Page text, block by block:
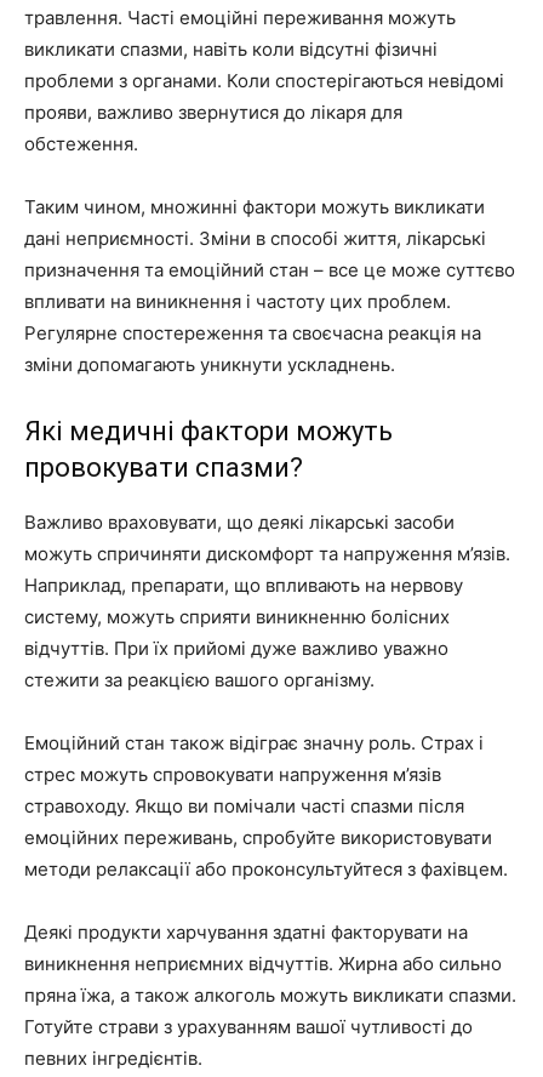
травлення. Часті емоційні переживання можуть
викликати спазми, навіть коли відсутні фізичні
проблеми з органами. Коли спостерігаються невідомі
прояви, важливо звернутися до лікаря для
обстеження.
Таким чином, множинні фактори можуть викликати
дані неприємності. Зміни в способі життя, лікарські
призначення та емоційний стан – все це може суттєво
впливати на виникнення і частоту цих проблем.
Регулярне спостереження та своєчасна реакція на
зміни допомагають уникнути ускладнень.
Які медичні фактори можуть
провокувати спазми?
Важливо враховувати, що деякі лікарські засоби
можуть спричиняти дискомфорт та напруження м’язів.
Наприклад, препарати, що впливають на нервову
систему, можуть сприяти виникненню болісних
відчуттів. При їх прийомі дуже важливо уважно
стежити за реакцією вашого організму.
Емоційний стан також відіграє значну роль. Страх і
стрес можуть спровокувати напруження м’язів
стравоходу. Якщо ви помічали часті спазми після
емоційних переживань, спробуйте використовувати
методи релаксації або проконсультуйтеся з фахівцем.
Деякі продукти харчування здатні факторувати на
виникнення неприємних відчуттів. Жирна або сильно
пряна їжа, а також алкоголь можуть викликати спазми.
Готуйте страви з урахуванням вашої чутливості до
певних інгредієнтів.